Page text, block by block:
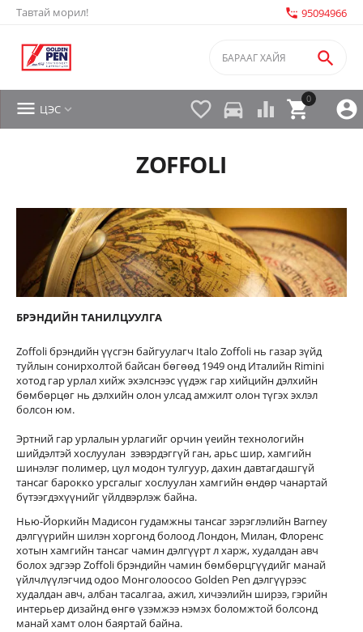
Тавтай морил! settings_phone 95094966


0

 directions_car 
 ЦЭС 
ZOFFOLI
БРЭНДИЙН ТАНИЛЦУУЛГА
Zoffoli брэндийн үүсгэн байгуулагч Italo Zoffoli нь газар зүйд
туйлын сонирхолтой байсан бөгөөд 1949 онд Италийн Rimini
хотод гар урлал хийж эхэлснээс үүдэж гар хийцийн дэлхийн
бөмбөрцөг нь дэлхийн олон улсад амжилт олон түгэх эхлэл
болсон юм.
Эртний гар урлалын урлагийг орчин үеийн технологийн
шийдэлтэй хослуулан зэвэрдэггүй ган, арьс шир, хамгийн
шинэлэг полимер, цул модон тулгуур, дахин давтагдашгүй
тансаг барокко урсгалыг хослуулан хамгийн өндөр чанартай
бүтээгдэхүүнийг үйлдвэрлэж байна.
Нью-Йоркийн Мадисон гудамжны тансаг зэрэглэлийн Barney
дэлгүүрийн шилэн хоргонд болоод Лондон, Милан, Флоренс
хотын хамгийн тансаг чамин дэлгүүрт л харж, худалдан авч
болох эдгээр Zoffoli брэндийн чамин бөмбөрцгүүдийг манай
үйлчлүүлэгчид одоо Монголоосоо Golden Pen дэлгүүрээс
худалдан авч, албан тасалгаа, ажил, хичээлийн ширээ, гэрийн
интерьер дизайнд өнгө үзэмжээ нэмэх боломжтой болсонд
манай хамт олон баяртай байна.